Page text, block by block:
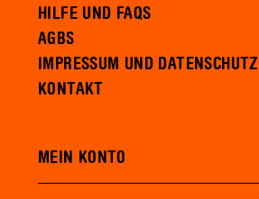
HILFE UND FAQS
AGBS
IMPRESSUM UND DATENSCHUTZ
KONTAKT
MEIN KONTO